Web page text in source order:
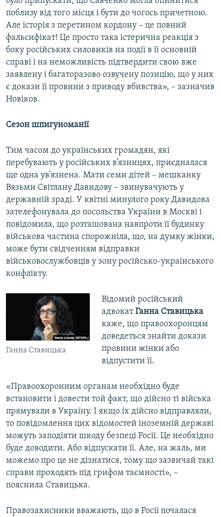
поблизу від того місця і бути до чогось причетною.
Але історія з перетином кордону – це повний
фальсифікат! Це просто така істерична реакція з
боку російських силовиків на події в її основній
справі і на неможливість підтвердити свою вже
заявлену і багаторазово озвучену позицію, що у них
є докази її провини з приводу вбивства», – зазначив
Новіков.
Сезон шпигуноманії
Тим часом до українських громадян, які
перебувають у російських в’язницях, приєдналася
ще одна ув’язнена. Мати семи дітей – мешканку
Вязьми Світлану Давидову – звинувачують у
державній зраді. У квітні минулого року Давидова
зателефонувала до посольства України в Москві і
повідомила, що розташована навпроти її будинку
військова частина спорожніла, що, на думку жінки,
може бути свідченням відправки
військовослужбовців у зону російсько-українського
конфлікту.
Ганна Ставицька
Відомий російський
адвокатГанна Ставицька
каже, що правоохоронцям
доведеться знайти докази
провини жінки або
відпустити її.
«Правоохоронним органам необхідно буде
встановити і довести той факт, що дійсно ті війська
прямували в Україну. І якщо їх дійсно відправляли,
то повідомлення цих відомостей іноземній державі
можуть заподіяти шкоду безпеці Росії. Це необхідно
буде доводити. Або відпускати її. Але, на жаль, ми
можемо про це не дізнатися, тому що зазвичай такі
справи проходять під грифом таємності», –
пояснила Ставицька.
Правозахисники вважають, що в Росії почалася